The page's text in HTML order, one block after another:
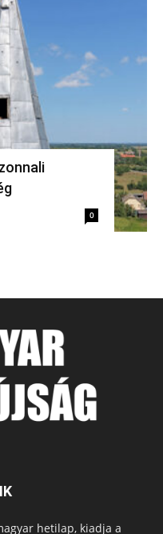
0
hetilap, kiadja a